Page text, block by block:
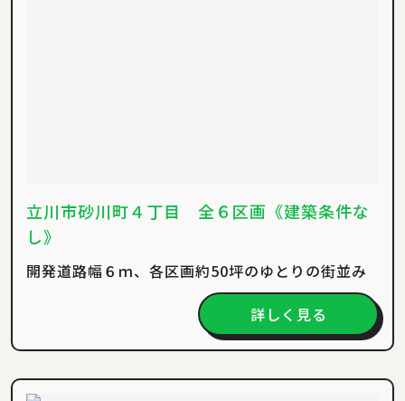
立川市砂川町４丁目 全６区画《建築条件な
し》
開発道路幅６ｍ、各区画約50坪のゆとりの街並み
詳しく見る